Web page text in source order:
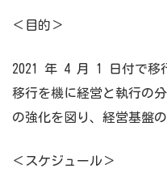
＜目的＞
2021 年 4 月 1 日付で移
移行を機に経営と執行の
の強化を図り、経営基盤
＜スケジュール＞